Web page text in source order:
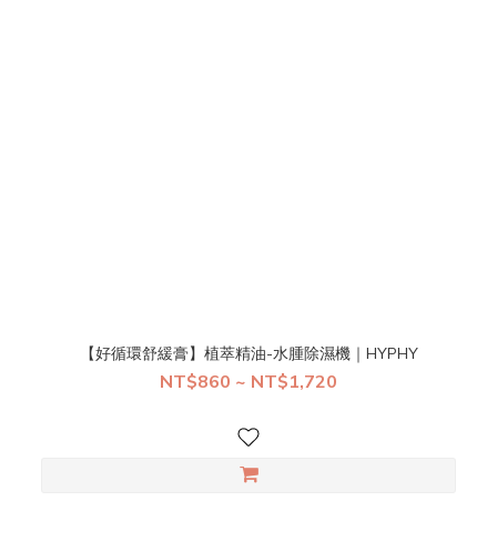
【好循環舒緩膏】植萃精油-水腫除濕機｜HYPHY
NT$860 ~ NT$1,720